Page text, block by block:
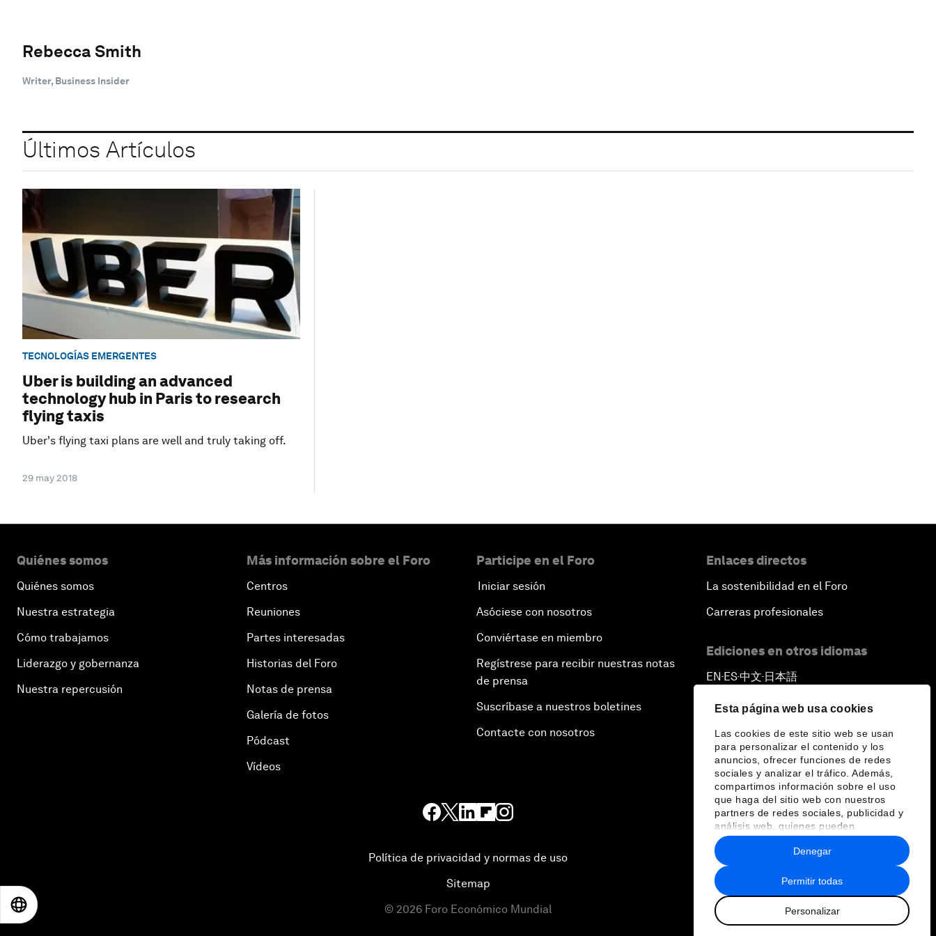
Esta página web usa cookies
Las cookies de este sitio web se usan
para personalizar el contenido y los
anuncios, ofrecer funciones de redes
sociales y analizar el tráfico. Además,
compartimos información sobre el uso
que haga del sitio web con nuestros
partners de redes sociales, publicidad y
análisis web, quienes pueden
combinarla con otra información que les
haya proporcionado o que hayan
recopilado a partir del uso que haya
hecho de sus servicios.
Permitir todas
Personalizar
Denegar
Rebecca Smith
Writer, Business Insider
Últimos Artículos
TECNOLOGÍAS EMERGENTES
Uber is building an advanced
technology hub in Paris to research
flying taxis
Uber's flying taxi plans are well and truly taking off.
29 may 2018
Quiénes somos
Quiénes somos
Nuestra estrategia
Cómo trabajamos
Liderazgo y gobernanza
Nuestra repercusión
Más información sobre el Foro
Centros
Reuniones
Partes interesadas
Historias del Foro
Notas de prensa
Galería de fotos
Pódcast
Vídeos
Participe en el Foro
Iniciar sesión
Asóciese con nosotros
Conviértase en miembro
Regístrese para recibir nuestras notas
de prensa
Suscríbase a nuestros boletines
Contacte con nosotros
Enlaces directos
La sostenibilidad en el Foro
Carreras profesionales
Ediciones en otros idiomas
EN ▪ ES▪中文▪ 日本語
Política de privacidad y normas de uso
Sitemap
© 2026 Foro Económico Mundial